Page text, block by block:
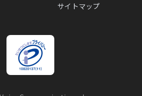
サイトマップ